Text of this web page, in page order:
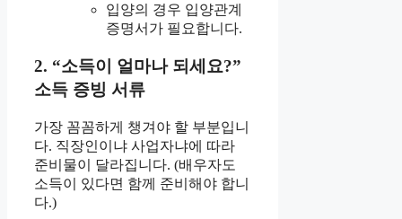
입양의 경우 입양관계
증명서가 필요합니다.
2. “소득이 얼마나 되세요?”
소득 증빙 서류
가장 꼼꼼하게 챙겨야 할 부분입니
다. 직장인이냐 사업자냐에 따라
준비물이 달라집니다. (배우자도
소득이 있다면 함께 준비해야 합니
다.)